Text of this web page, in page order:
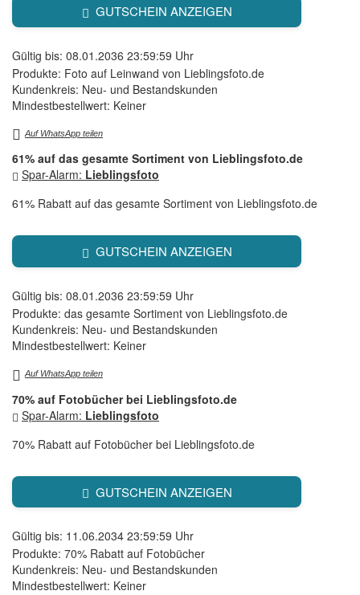
GUTSCHEIN ANZEIGEN
Gültig bis: 08.01.2036 23:59:59 Uhr
Produkte: Foto auf Leinwand von Lieblingsfoto.de
Kundenkreis: Neu- und Bestandskunden
Mindestbestellwert: Keiner
Auf WhatsApp teilen
61% auf das gesamte Sortiment von Lieblingsfoto.de
Spar-Alarm: Lieblingsfoto
61% Rabatt auf das gesamte Sortiment von Lieblingsfoto.de
GUTSCHEIN ANZEIGEN
Gültig bis: 08.01.2036 23:59:59 Uhr
Produkte: das gesamte Sortiment von Lieblingsfoto.de
Kundenkreis: Neu- und Bestandskunden
Mindestbestellwert: Keiner
Auf WhatsApp teilen
70% auf Fotobücher bei Lieblingsfoto.de
Spar-Alarm: Lieblingsfoto
70% Rabatt auf Fotobücher bei Lieblingsfoto.de
GUTSCHEIN ANZEIGEN
Gültig bis: 11.06.2034 23:59:59 Uhr
Produkte: 70% Rabatt auf Fotobücher
Kundenkreis: Neu- und Bestandskunden
Mindestbestellwert: Keiner